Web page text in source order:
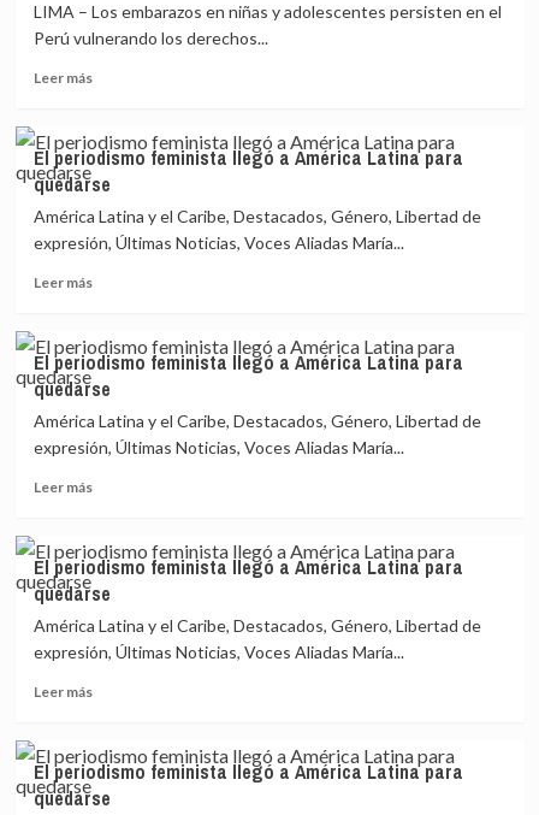
LIMA – Los embarazos en niñas y adolescentes persisten en el
Perú vulnerando los derechos...
Leer másLeer
Maternidad
libre
y
segura:
un
horizonte
lejano
de
niñas
en
Perú
El periodismo feminista llegó a América Latina para
quedarse
América Latina y el Caribe, Destacados, Género, Libertad de
expresión, Últimas Noticias, Voces Aliadas María...
Leer másLeer
El
periodismo
feminista
llegó
a
América
Latina
El periodismo feminista llegó a América Latina para
quedarse
América Latina y el Caribe, Destacados, Género, Libertad de
expresión, Últimas Noticias, Voces Aliadas María...
Leer másLeer
El
periodismo
feminista
llegó
a
América
Latina
El periodismo feminista llegó a América Latina para
quedarse
América Latina y el Caribe, Destacados, Género, Libertad de
expresión, Últimas Noticias, Voces Aliadas María...
Leer másLeer
El
periodismo
feminista
El periodismo feminista llegó a América Latina para
quedarse